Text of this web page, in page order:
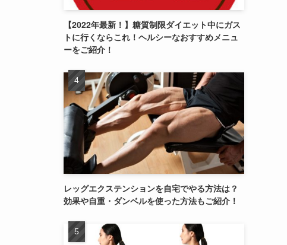
【2022年最新！】糖質制限ダイエット中にガス
トに行くならこれ！ヘルシーなおすすめメニュ
ーをご紹介！
レッグエクステンションを自宅でやる方法は？
効果や自重・ダンベルを使った方法もご紹介！